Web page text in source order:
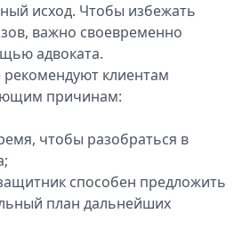
исход. Чтобы избежать
важно своевременно
адвоката.
клиентам
причинам:
чтобы разобраться в
способен предложить
план дальнейших